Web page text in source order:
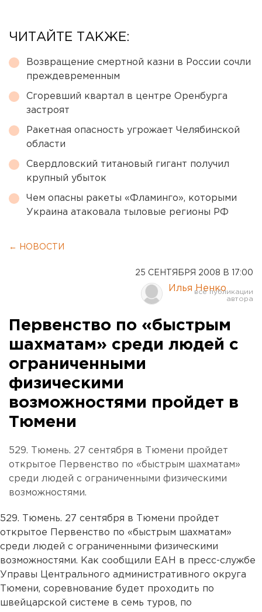
ЧИТАЙТЕ ТАКЖЕ:
Возвращение смертной казни в России сочли
преждевременным
Сгоревший квартал в центре Оренбурга
застроят
Ракетная опасность угрожает Челябинской
области
Свердловский титановый гигант получил
крупный убыток
Чем опасны ракеты «Фламинго», которыми
Украина атаковала тыловые регионы РФ
← НОВОСТИ
25 СЕНТЯБРЯ 2008 В 17:00
Илья Ненко
Первенство по «быстрым
шахматам» среди людей с
ограниченными
физическими
возможностями пройдет в
Тюмени
529. Тюмень. 27 сентября в Тюмени пройдет
открытое Первенство по «быстрым шахматам»
среди людей с ограниченными физическими
возможностями.
529. Тюмень. 27 сентября в Тюмени пройдет
открытое Первенство по «быстрым шахматам»
среди людей с ограниченными физическими
возможностями. Как сообщили ЕАН в пресс-службе
Управы Центрального административного округа
Тюмени, соревнование будет проходить по
швейцарской системе в семь туров, по